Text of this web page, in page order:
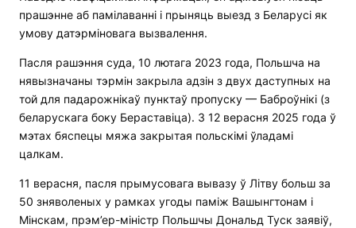
прашэнне аб памілаванні і прыняць выезд з Беларусі як
умову датэрміновага вызвалення.
Пасля рашэння суда, 10 лютага 2023 года, Польшча на
нявызначаны тэрмін закрыла адзін з двух даступных на
той для падарожнікаў пунктаў пропуску — Баброўнікі (з
беларускага боку Бераставіца). З 12 верасня 2025 года ў
мэтах бяспецы мяжа закрытая польскімі ўладамі
цалкам.
11 верасня, пасля прымусовага вывазу ў Літву больш за
50 зняволеных у рамках угоды паміж Вашынгтонам і
Мінскам, прэм’ер-міністр Польшчы Дональд Туск заявіў,